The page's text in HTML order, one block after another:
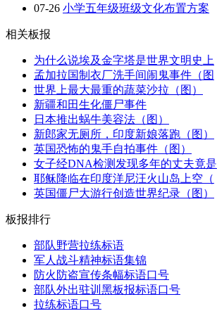
07-26 小学五年级班级文化布置方案
相关板报
为什么说埃及金字塔是世界文明史上
孟加拉国制衣厂洗手间闹鬼事件（图
世界上最大最重的蔬菜沙拉（图）
新疆和田生化僵尸事件
日本推出蜗牛美容法（图）
新郎家无厕所，印度新娘落跑（图）
英国恐怖的鬼手自拍事件（图）
女子经DNA检测发现多年的丈夫竟是
耶稣降临在印度洋尼汪火山岛上空（
英国僵尸大游行创造世界纪录（图）
板报排行
部队野营拉练标语
军人战斗精神标语集锦
防火防盗宣传条幅标语口号
部队外出驻训黑板报标语口号
拉练标语口号